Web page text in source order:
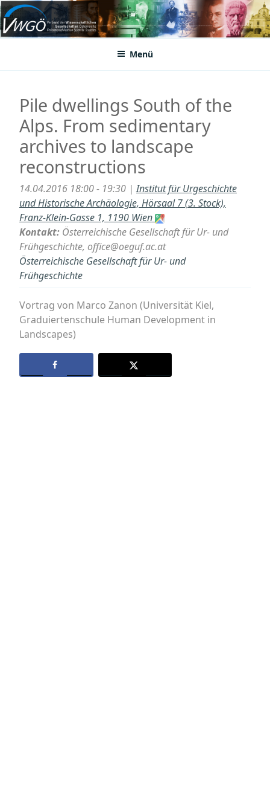
Zum
Inhalt
springenVWGÖ
Federation of Austrian Scientific Societies
Menü
Pile dwellings South of the
Alps. From sedimentary
archives to landscape
reconstructions
14.04.2016 18:00 - 19:30 |Institut für Urgeschichte
und Historische Archäologie, Hörsaal 7 (3. Stock),
Franz-Klein-Gasse 1, 1190 Wien
Kontakt: Österreichische Gesellschaft für Ur- und
Frühgeschichte, office@oeguf.ac.at
Österreichische Gesellschaft für Ur- und
Frühgeschichte
Vortrag von Marco Zanon (Universität Kiel,
Graduiertenschule Human Development in
Landscapes)